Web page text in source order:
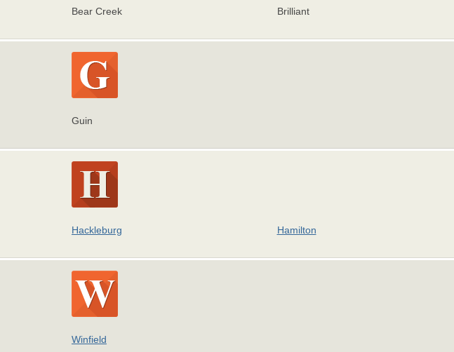
Bear Creek Brilliant
Guin
Hackleburg Hamilton
Winfield